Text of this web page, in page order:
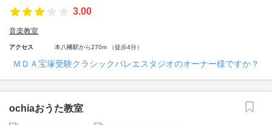
3.00
音楽教室
アクセス 本八幡駅から270m （徒歩4分）
ＭＤＡ宝塚受験クラシックバレエスタジオのオーナー様ですか？
ochiaおうた教室